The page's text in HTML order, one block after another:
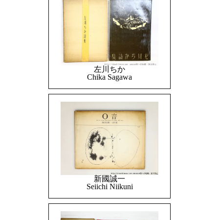
左川ちか
Chika Sagawa
新國誠一
Seiichi Niikuni